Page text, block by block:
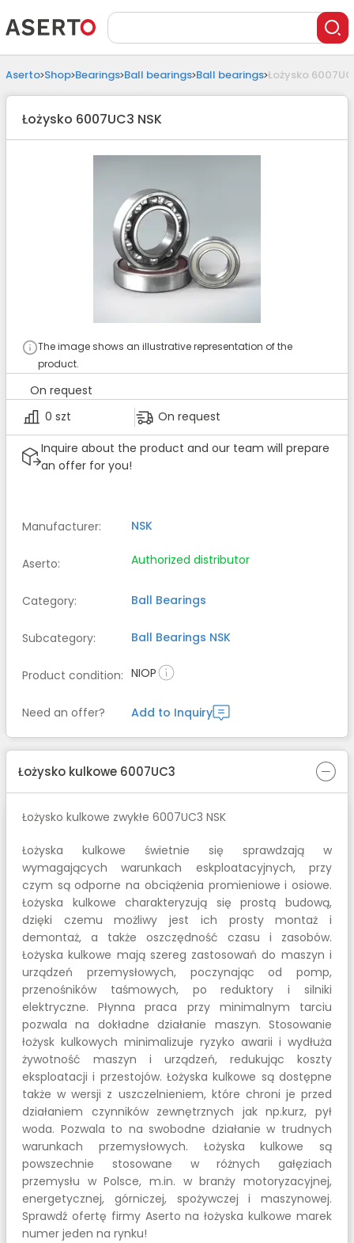
Aserto Shop Bearings Ball bearings Ball bearings Łożysko
Łożysko 6007UC3 NSK
The image shows an illustrative representation of the
product.
On request
0 szt
On request
Inquire about the product and our team will prepare
an offer for you!
Manufacturer: NSK
Aserto: Authorized distributor
Category: Ball Bearings
Subcategory: Ball Bearings NSK
Product condition: NIOP
Need an offer? Add to Inquiry
Łożysko kulkowe 6007UC3
Łożysko kulkowe zwykłe 6007UC3 NSK
Łożyska kulkowe świetnie się sprawdzają w
wymagających warunkach eskploatacyjnych, przy
czym są odporne na obciążenia promieniowe i osiowe.
Łożyska kulkowe charakteryzują się prostą budową,
dzięki czemu możliwy jest ich prosty montaż i
demontaż, a także oszczędność czasu i zasobów.
Łożyska kulkowe mają szereg zastosowań do maszyn i
urządzeń przemysłowych, poczynając od pomp,
przenośników taśmowych, po reduktory i silniki
elektryczne. Płynna praca przy minimalnym tarciu
pozwala na dokładne działanie maszyn. Stosowanie
łożysk kulkowych minimalizuje ryzyko awarii i wydłuża
żywotność maszyn i urządzeń, redukując koszty
eksploatacji i przestojów. Łożyska kulkowe są dostępne
także w wersji z uszczelnieniem, które chroni je przed
działaniem czynników zewnętrznych jak np.kurz, pył
woda. Pozwala to na swobodne działanie w trudnych
warunkach przemysłowych. Łożyska kulkowe są
powszechnie stosowane w różnych gałęziach
przemysłu w Polsce, m.in. w branży motoryzacyjnej,
energetycznej, górniczej, spożywczej i maszynowej.
Sprawdź ofertę firmy Aserto na łożyska kulkowe marek
numer jeden na rynku!